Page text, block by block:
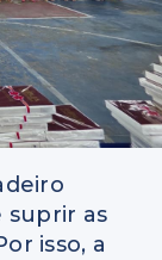
suprir as
isso, a